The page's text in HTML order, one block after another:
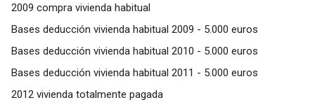
2009 compra vivienda habitual
Bases deducción vivienda habitual 2009 - 5.000 euros
Bases deducción vivienda habitual 2010 - 5.000 euros
Bases deducción vivienda habitual 2011 - 5.000 euros
2012 vivienda totalmente pagada